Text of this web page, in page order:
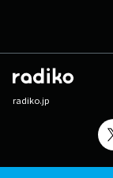
radiko.jp